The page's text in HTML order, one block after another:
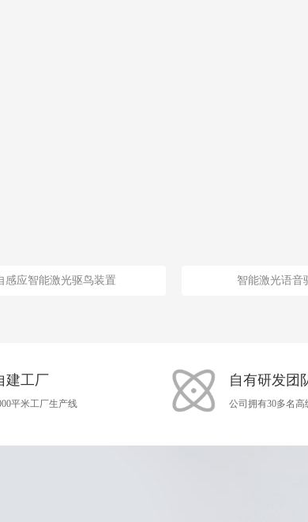
感应智能激光驱鸟装置 智能激光语音
建工厂
平米工厂生产线
自有研发团
公司拥有30多名高